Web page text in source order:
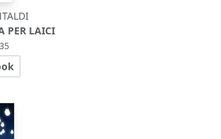
PER LAICI